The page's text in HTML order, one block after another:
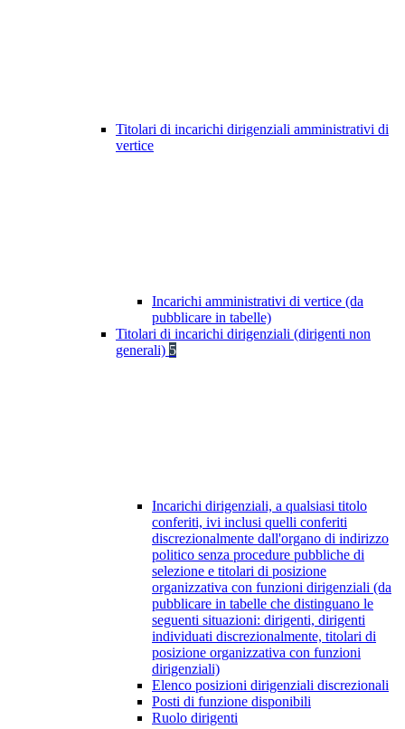
Titolari di incarichi dirigenziali amministrativi di
vertice
Incarichi amministrativi di vertice (da
pubblicare in tabelle)
Titolari di incarichi dirigenziali (dirigenti non
generali) 5
Incarichi dirigenziali, a qualsiasi titolo
conferiti, ivi inclusi quelli conferiti
discrezionalmente dall'organo di indirizzo
politico senza procedure pubbliche di
selezione e titolari di posizione
organizzativa con funzioni dirigenziali (da
pubblicare in tabelle che distinguano le
seguenti situazioni: dirigenti, dirigenti
individuati discrezionalmente, titolari di
posizione organizzativa con funzioni
dirigenziali)
Elenco posizioni dirigenziali discrezionali
Posti di funzione disponibili
Ruolo dirigenti